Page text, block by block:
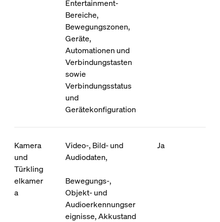
Entertainment-
Bereiche,
Bewegungszonen,
Geräte,
Automationen und
Verbindungstasten
sowie
Verbindungsstatus
und
Gerätekonfiguration
Kamera
und
Türkling
elkamer
a
Video-, Bild- und
Audiodaten,
Bewegungs-,
Objekt- und
Audioerkennungser
eignisse, Akkustand
Ja